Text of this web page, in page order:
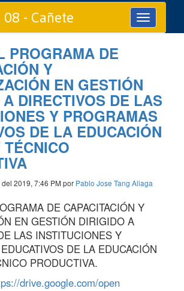
Toggle
navigation
08 - Cañete
PROGRAMA DE
Y
EN GESTIÓN
DIRECTIVOS DE LAS
Y PROGRAMAS
DE LA EDUCACIÓN
2019, 7:46 PM por Pablo Jose Tang Aliaga
DE CAPACITACIÓN Y
EN GESTIÓN DIRIGIDO A
LAS INSTITUCIONES Y
DE LA EDUCACIÓN
PRODUCTIVA.
drive.google.com/open